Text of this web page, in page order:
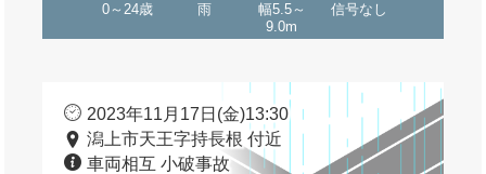
0～24歳 雨
幅5.5～
9.0m
信号なし
2023年11月17日(金)13:30
潟上市天王字持長根 付近
車両相互 小破事故